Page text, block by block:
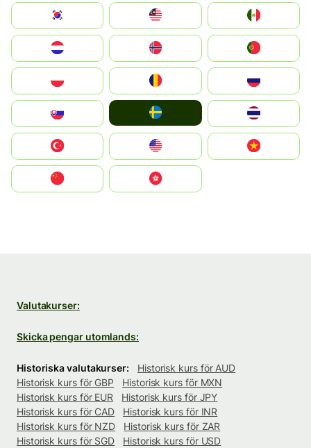
South Korea
United States
中國香港特別行政區
Valutakurser:
Skicka pengar utomlands:
Historiska valutakurser:
Historisk kurs för AUD
Historisk kurs för GBP
Historisk kurs för MXN
Historisk kurs för EUR
Historisk kurs för JPY
Historisk kurs för CAD
Historisk kurs för INR
Historisk kurs för NZD
Historisk kurs för ZAR
Historisk kurs för SGD
Historisk kurs för USD